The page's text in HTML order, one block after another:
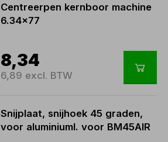
Centreerpen kernboor machine
6.34x77
8,34
6,89 excl. BTW
Snijplaat, snijhoek 45 graden,
voor aluminiuml. voor BM45AIR